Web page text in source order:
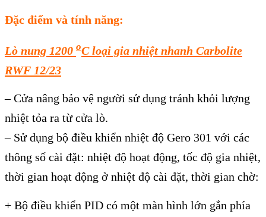
Đặc điểm và tính năng:
Lò nung 1200 oC loại gia nhiệt nhanh Carbolite
RWF 12/23
– Cửa nâng bảo vệ người sử dụng tránh khỏi lượng
nhiệt tỏa ra từ cửa lò.
– Sử dụng bộ điều khiển nhiệt độ Gero 301 với các
thông số cài đặt: nhiệt độ hoạt động, tốc độ gia nhiệt,
thời gian hoạt động ở nhiệt độ cài đặt, thời gian chờ:
+ Bộ điều khiển PID có một màn hình lớn gắn phía